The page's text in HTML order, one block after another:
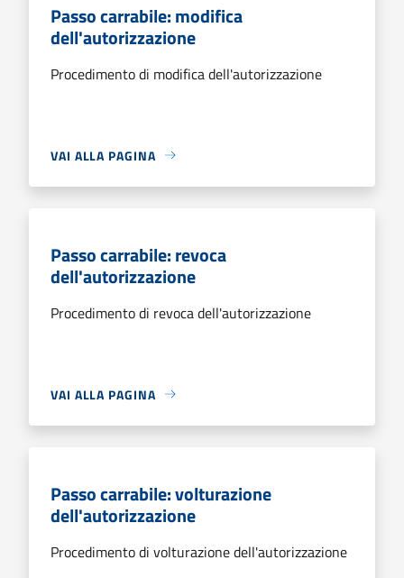
Passo carrabile: modifica
dell'autorizzazione
Procedimento di modifica dell'autorizzazione
VAI ALLA PAGINA
Passo carrabile: revoca
dell'autorizzazione
Procedimento di revoca dell'autorizzazione
VAI ALLA PAGINA
Passo carrabile: volturazione
dell'autorizzazione
Procedimento di volturazione dell'autorizzazione